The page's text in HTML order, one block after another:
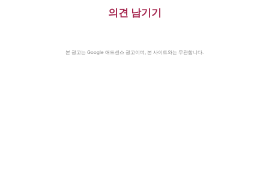
의견 남기기
본 광고는 Google 애드센스 광고이며, 본 사이트와는 무관합니다.